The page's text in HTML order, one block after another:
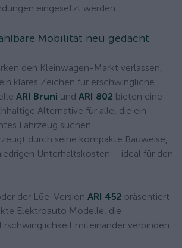
eingesetzt werden.
Mobilität neu gedacht
den Kleinwagen-Markt verlassen,
ein klares Zeichen für erschwingliche
ARI Bruni und ARI 802 bieten eine
Alternative für alle, die ein
Fahrzeug suchen.
durch seine kompakte Bauweise,
Unterhaltskosten – ideal für den
der L6e-Version ARI 452 präsentiert
Elektroauto Modelle, die
miteinander verbinden.